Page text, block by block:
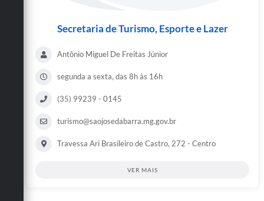
Secretaria de Turismo, Esporte e Lazer
Antônio Miguel De Freitas Júnior
segunda a sexta, das 8h às 16h
(35) 99239 - 0145
turismo@saojosedabarra.mg.gov.br
Travessa Ari Brasileiro de Castro, 272 - Centro
VER MAIS